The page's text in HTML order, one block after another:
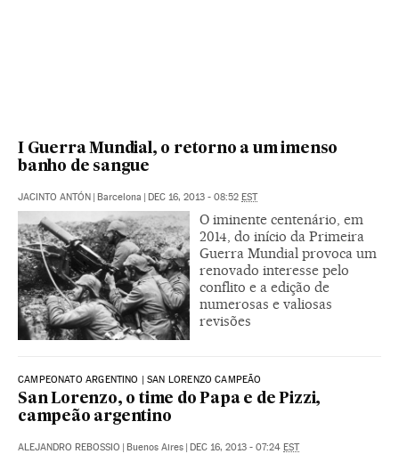
I Guerra Mundial, o retorno a um imenso
banho de sangue
JACINTO ANTÓN | Barcelona | DEC 16, 2013 - 08:52 EST
O iminente centenário, em
2014, do início da Primeira
Guerra Mundial provoca um
renovado interesse pelo
conflito e a edição de
numerosas e valiosas
revisões
CAMPEONATO ARGENTINO | SAN LORENZO CAMPEÃO
San Lorenzo, o time do Papa e de Pizzi,
campeão argentino
ALEJANDRO REBOSSIO | Buenos Aires | DEC 16, 2013 - 07:24 EST